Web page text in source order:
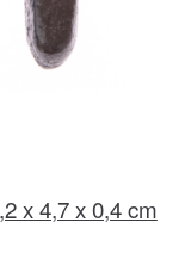
x 4,7 x 0,4 cm